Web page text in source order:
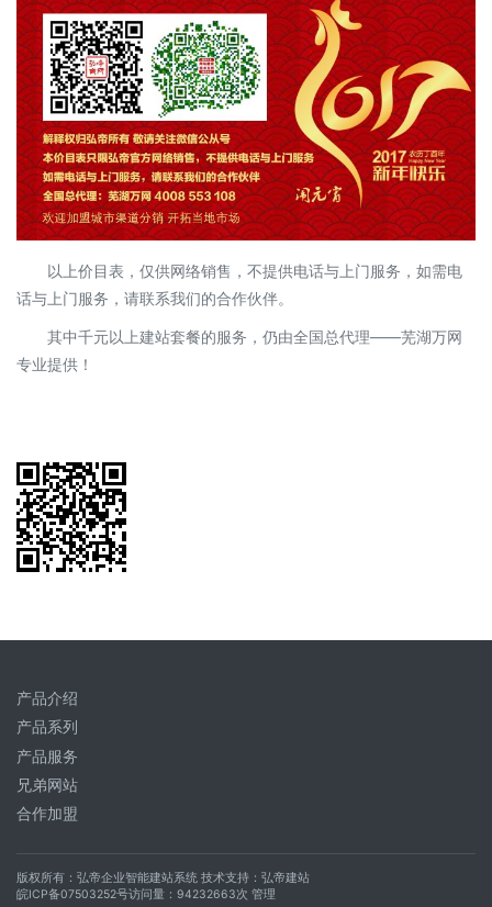
以上价目表，仅供网络销售，不提供电话与上门服务，如需电
话与上门服务，请联系我们的合作伙伴。
其中千元以上建站套餐的服务，仍由全国总代理——芜湖万网
专业提供！
产品介绍
产品系列
产品服务
兄弟网站
合作加盟
版权所有： 弘帝企业智能建站系统 技术支持： 弘帝建站
皖ICP备07503252号访问量： 94232663次 管理